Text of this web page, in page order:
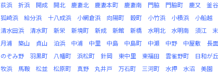
荻浜
折浜 開成 開北 鹿妻北 鹿妻本町 鹿妻南 門脇 門脇町 鹿又 釜谷
狐崎浜
給分浜 十八成浜 小網倉浜 向陽町 穀町 小竹浜 小積浜 小船越
清水田浜
清水町 新栄 新境町 新成 新館 新橋 水明北 水明南 須江
月浦
築山 貞山 泊浜 中浦 中里 中島 中島町 中瀬 中野 中屋敷 長面
のぞみ野
羽黒町 八幡町 浜松町 針岡 東中里 東福田 雲雀野町 日和が丘
牧浜
馬鞍 松並 松原町 真野 丸井戸 万石町 三河町 水押 水沼 美園